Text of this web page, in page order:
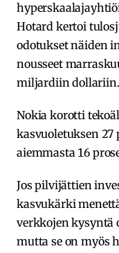
Hotard kertoi
odotukset näiden
nousseet
miljardiin dollariin.
Nokia korotti
kasvuoletuksen 27
aiemmasta 16
Jos pilvijättien
kasvukärki
verkkojen kysyntä
mutta se on myös